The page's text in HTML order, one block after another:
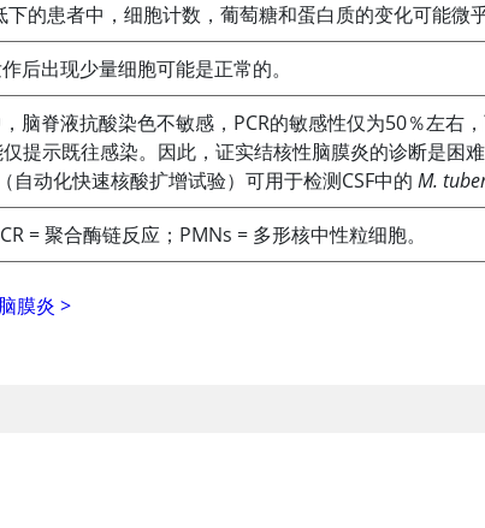
的患者中，细胞计数，葡萄糖和蛋白质的变化可能微
后出现少量细胞可能是正常的。
脑脊液抗酸染色不敏感，PCR的敏感性仅为50％左
提示既往感染。因此，证实结核性脑膜炎的诊断是困
自动化快速核酸扩增试验）可用于检测CSF中的 M.
= 聚合酶链反应；PMNs = 多形核中性粒细胞。
膜炎 >